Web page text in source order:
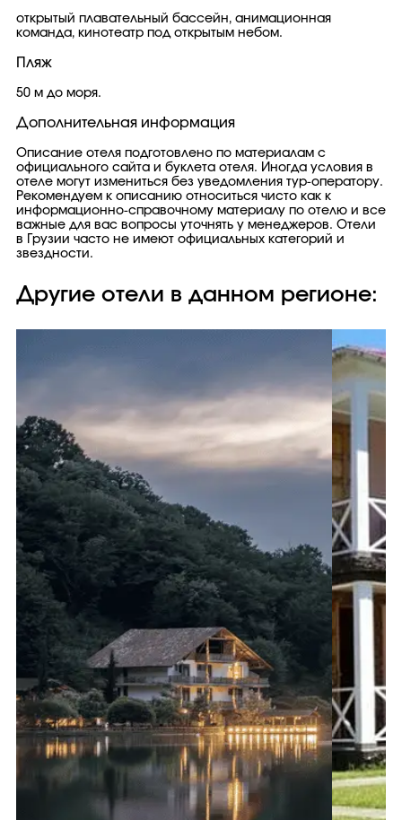
открытый плавательный бассейн, анимационная
команда, кинотеатр под открытым небом.
Пляж
50 м до моря.
Дополнительная информация
Описание отеля подготовлено по материалам с
официального сайта и буклета отеля. Иногда условия в
отеле могут измениться без уведомления тур-оператору.
Рекомендуем к описанию относиться чисто как к
информационно-справочному материалу по отелю и все
важные для вас вопросы уточнять у менеджеров. Отели
в Грузии часто не имеют официальных категорий и
звездности.
Другие отели в данном регионе: